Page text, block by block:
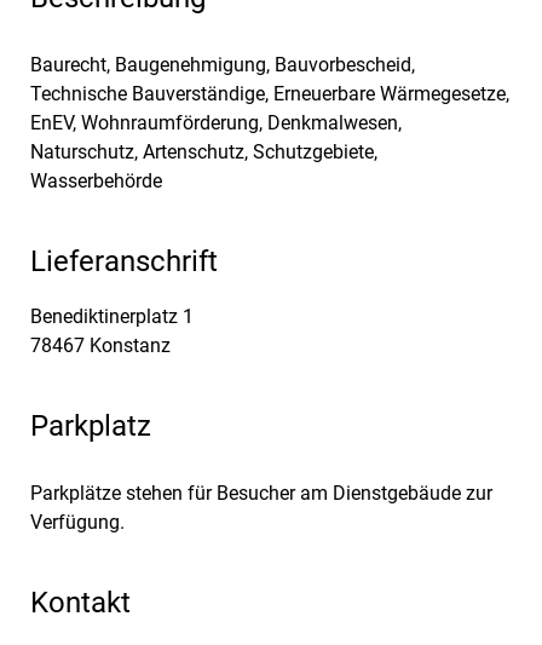
Baurecht, Baugenehmigung, Bauvorbescheid,
Technische Bauverständige, Erneuerbare Wärmegesetze,
EnEV, Wohnraumförderung, Denkmalwesen,
Naturschutz, Artenschutz, Schutzgebiete,
Wasserbehörde
Lieferanschrift
Benediktinerplatz 1
78467 Konstanz
Parkplatz
Parkplätze stehen für Besucher am Dienstgebäude zur
Verfügung.
Kontakt